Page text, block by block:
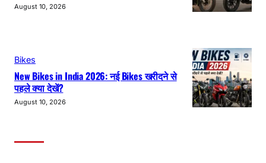
August 10, 2026
Bikes
New Bikes in India 2026: नई Bikes खरीदने से
पहले क्या देखें?
August 10, 2026